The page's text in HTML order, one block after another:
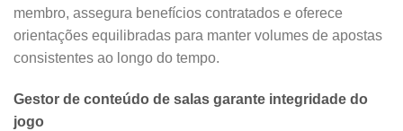
membro, assegura benefícios contratados e oferece
orientações equilibradas para manter volumes de apostas
consistentes ao longo do tempo.
Gestor de conteúdo de salas garante integridade do
jogo